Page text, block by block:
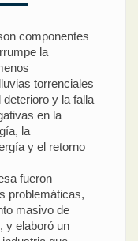
componentes
la
torrenciales
y la falla
en la
la
y el retorno
fueron
problemáticas,
masivo de
y elaboró un